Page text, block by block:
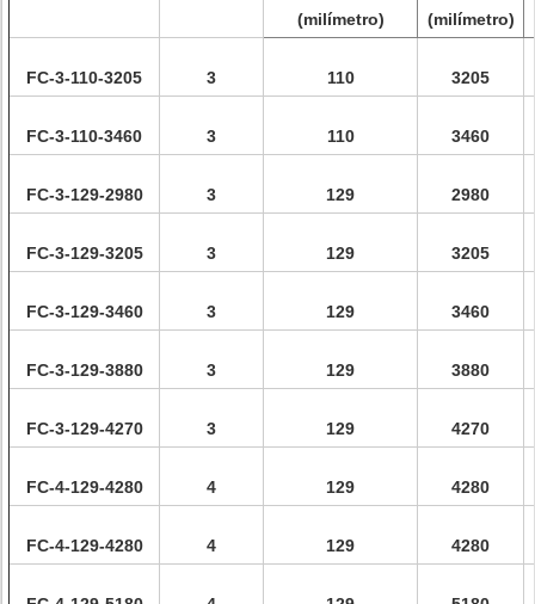
(milímetro) (milímetro)
FC-3-110-3205 3 110 3205
FC-3-110-3460 3 110 3460
FC-3-129-2980 3 129 2980
FC-3-129-3205 3 129 3205
FC-3-129-3460 3 129 3460
FC-3-129-3880 3 129 3880
FC-3-129-4270 3 129 4270
FC-4-129-4280 4 129 4280
FC-4-129-4280 4 129 4280